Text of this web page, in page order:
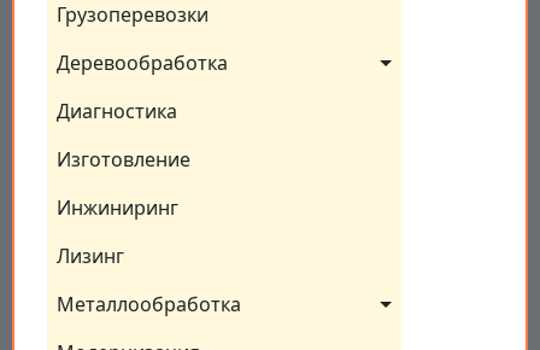
Грузоперевозки
Деревообработка
Диагностика
Изготовление
Инжиниринг
Лизинг
Металлообработка